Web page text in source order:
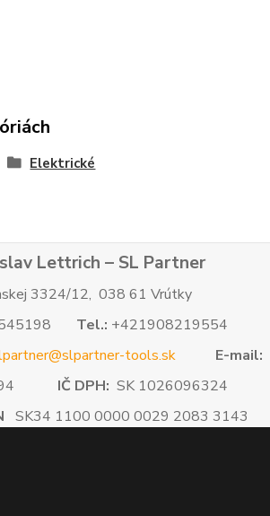
Elektrické
Lettrich – SL Partner
3324/12, 038 61 Vrútky
Tel.: +421908219554
tools.sk E-mail:
494 IČ DPH: SK 1026096324
SK34 1100 0000 0029 2083 3143